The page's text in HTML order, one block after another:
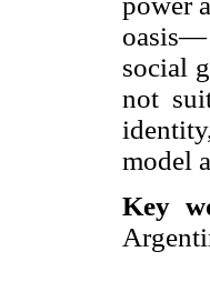
oasis—
social
not
model
Key